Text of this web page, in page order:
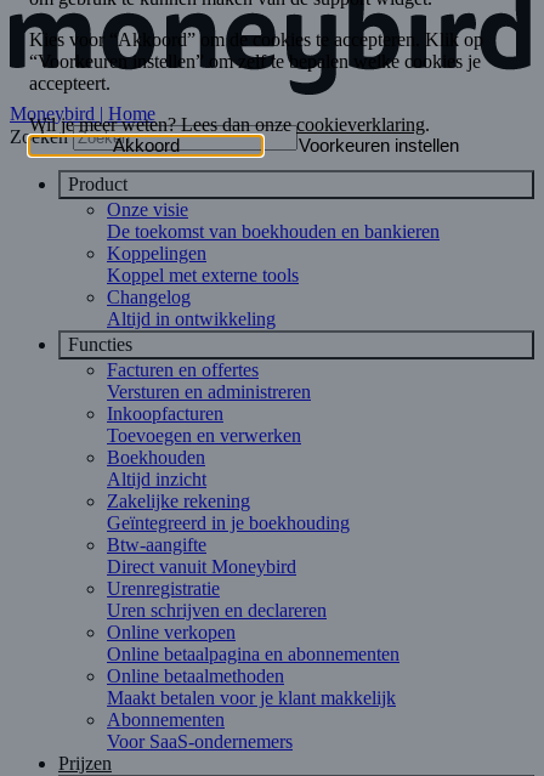
Moneybird | Home
Zoeken
Product
Onze visie
De toekomst van boekhouden en bankieren
Koppelingen
Koppel met externe tools
Changelog
Altijd in ontwikkeling
Functies
Facturen en offertes
Versturen en administreren
Inkoopfacturen
Toevoegen en verwerken
Boekhouden
Altijd inzicht
Zakelijke rekening
Geïntegreerd in je boekhouding
Btw-aangifte
Direct vanuit Moneybird
Urenregistratie
Uren schrijven en declareren
Online verkopen
Online betaalpagina en abonnementen
Online betaalmethoden
Maakt betalen voor je klant makkelijk
Abonnementen
Voor SaaS-ondernemers
Prijzen